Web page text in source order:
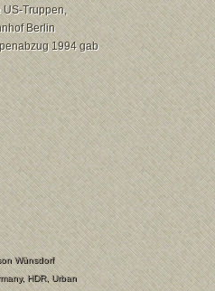
US-Truppen,
Berlin
1994 gab
Wünsdorf
,HDR,Urban